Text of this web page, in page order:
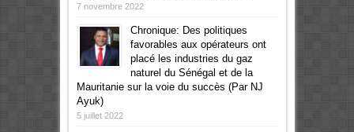
7 novembre 2022
Chronique: Des politiques
favorables aux opérateurs ont
placé les industries du gaz
naturel du Sénégal et de la
Mauritanie sur la voie du succès (Par NJ
Ayuk)
5 juillet 2022